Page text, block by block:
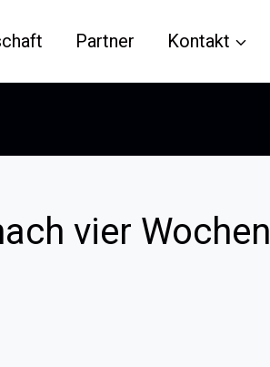
Partner Kontakt
vier Wochen